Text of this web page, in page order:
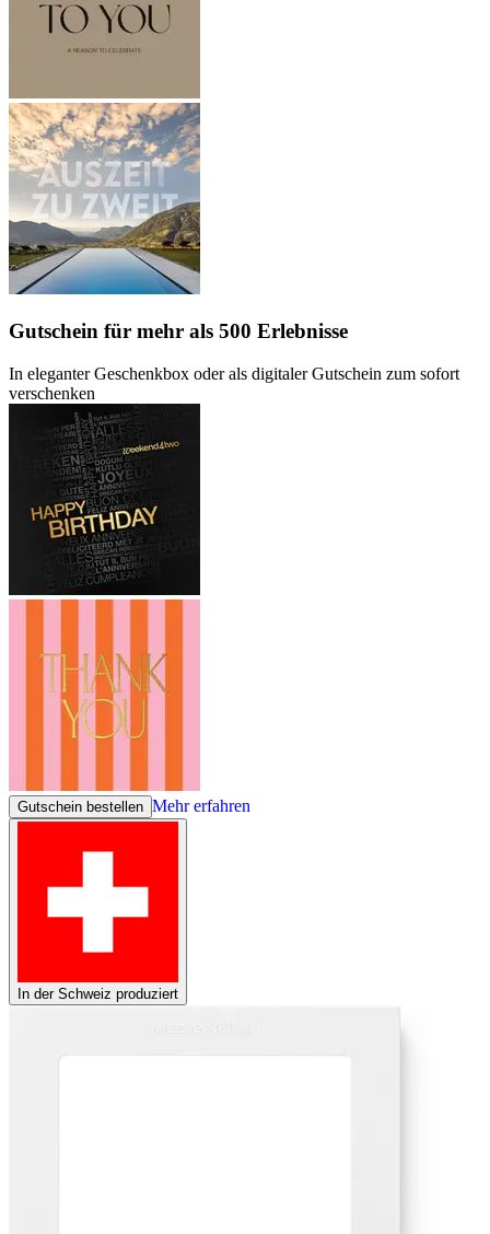
Gutschein für mehr als 500 Erlebnisse
In eleganter Geschenkbox oder als digitaler Gutschein zum sofort
verschenken
Gutschein bestellen Mehr erfahren
In der Schweiz produziert